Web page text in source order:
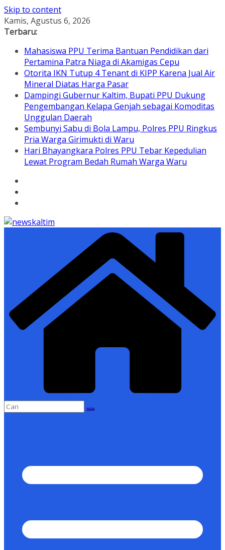
Skip to content
Kamis, Agustus 6, 2026
Terbaru:
Mahasiswa PPU Terima Bantuan Pendidikan dari
Pertamina Patra Niaga di Akamigas Cepu
Otorita IKN Tutup 4 Tenant di KIPP Karena Jual Air
Mineral Diatas Harga Pasar
Dampingi Gubernur Kaltim, Bupati PPU Dukung
Pengembangan Kelapa Genjah sebagai Komoditas
Unggulan Daerah
Sembunyi Sabu di Bola Lampu, Polres PPU Ringkus
Pria Warga Girimukti di Waru
Hari Bhayangkara Polres PPU Tebar Kepedulian
Lewat Program Bedah Rumah Warga Waru